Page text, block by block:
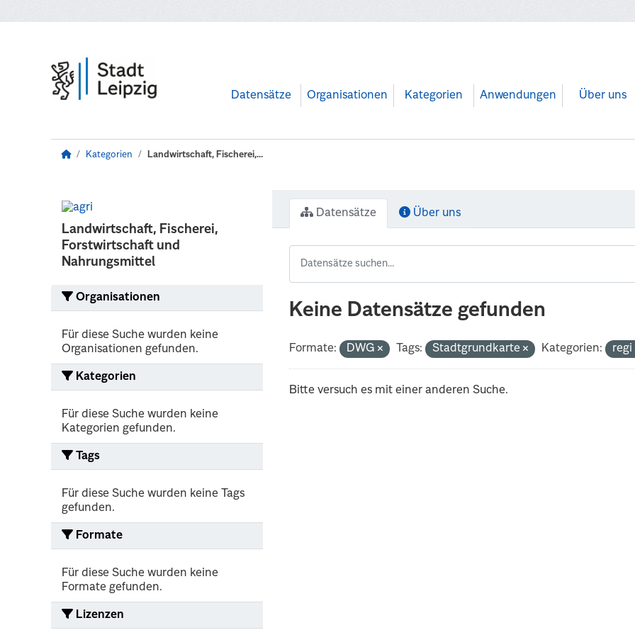
Datensätze Organisationen Kategorien Anwendungen Über uns
Kategorien Landwirtschaft, Fischerei,...
Landwirtschaft, Fischerei,
Forstwirtschaft und
Nahrungsmittel
Organisationen
Für diese Suche wurden keine
Organisationen gefunden.
Kategorien
Für diese Suche wurden keine
Kategorien gefunden.
Tags
Für diese Suche wurden keine Tags
gefunden.
Formate
Für diese Suche wurden keine
Formate gefunden.
Lizenzen
Datensätze Über uns
Keine Datensätze gefunden
Formate: DWG Tags: Stadtgrundkarte Kategorien: regi
Bitte versuch es mit einer anderen Suche.